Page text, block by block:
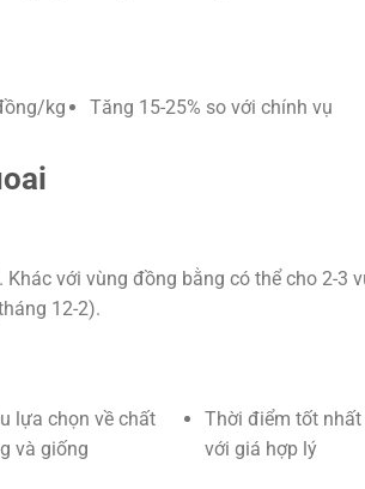
kg Tăng 15-25% so với chính vụ
. Khác với vùng đồng bằng có thể cho 2-3
12-2).
lựa chọn về chất
và giống
Thời điểm tốt nhất
với giá hợp lý